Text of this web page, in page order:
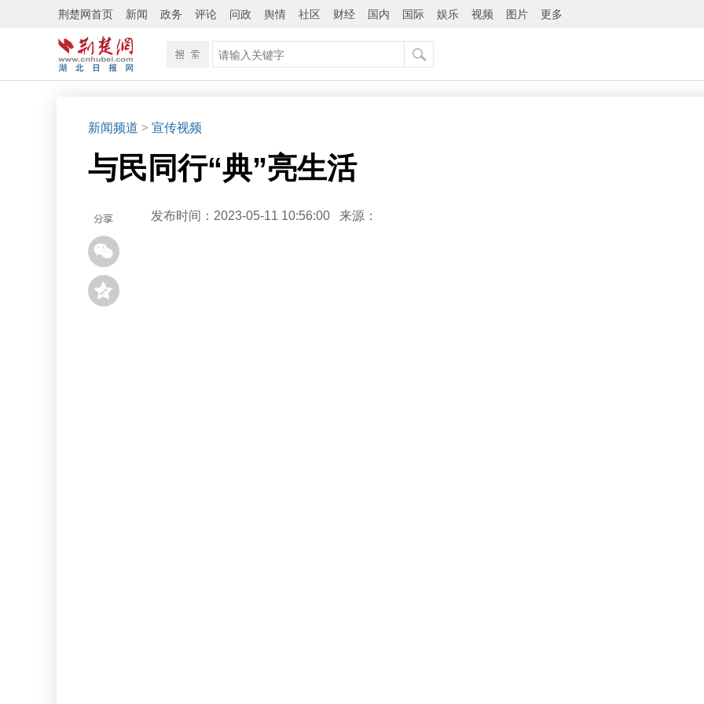
荆楚网首页 新闻 政务 评论 问政 舆情 社区 财经 国内 国际 娱乐 视频 图片 更多
新闻频道 > 宣传视频
与民同行“典”亮生活
发布时间：2023-05-11 10:56:00 来源：